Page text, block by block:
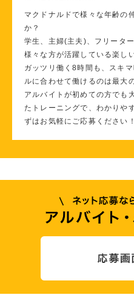
マクドナルドで様々な年齢の
か？
学生、主婦(主夫)、フリータ
様々な方が活躍している楽し
ガッツリ働く8時間も、スキ
ルに合わせて働けるのは最大
アルバイトが初めての方でも
たトレーニングで、わかりや
ずはお気軽にご応募ください！